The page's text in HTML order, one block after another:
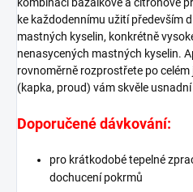
kombinací bazalkové a citronové
ke každodennímu užití především
mastných kyselin, konkrétně
nenasycených mastných kyselin.
rovnoměrně rozprostřete po
(kapka, proud) vám skvěle
Doporučené dávkování:
pro krátkodobé tepelné
dochucení pokrmů